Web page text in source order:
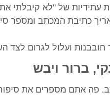
עתידיות של "לא קיבלתי
ועלול לגרום לצד
ברור ויבש
פה אתם מספרים את